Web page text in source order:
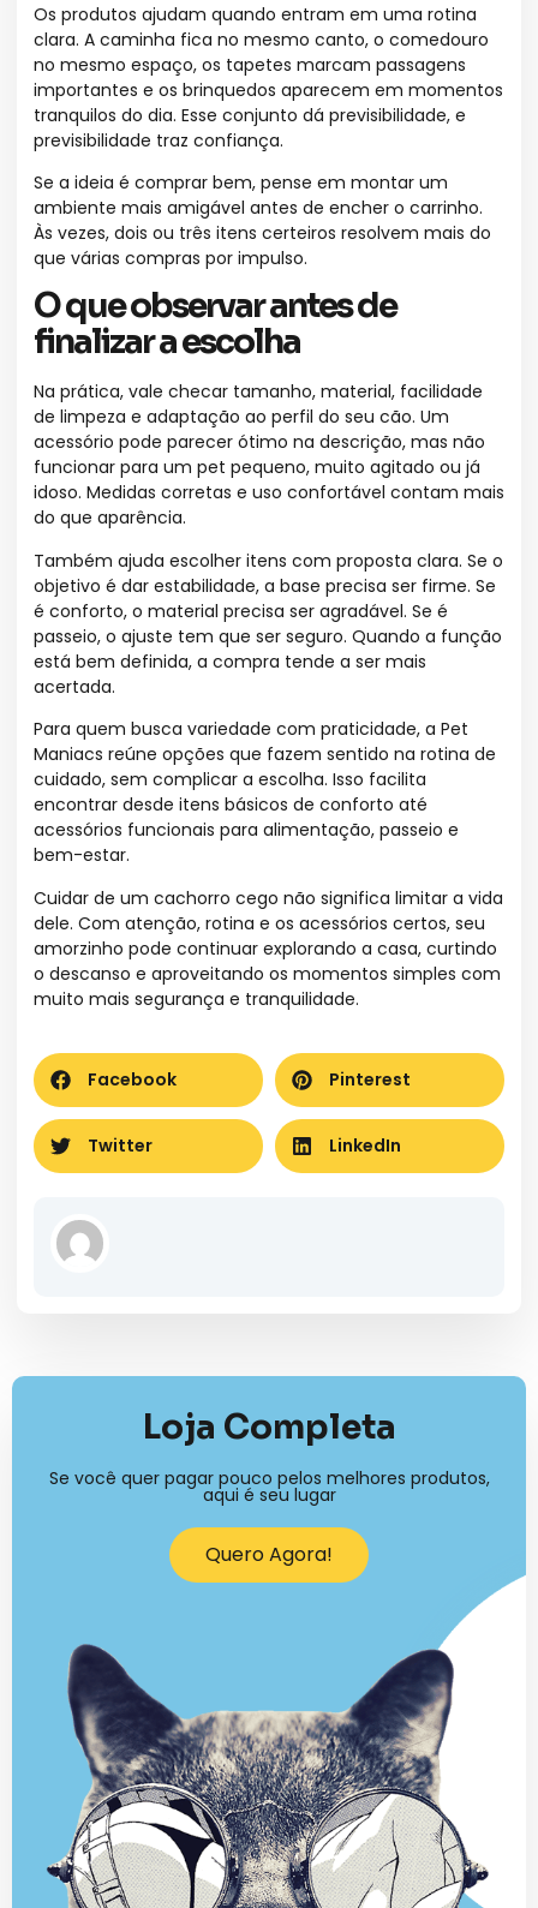
Os produtos ajudam quando entram em uma rotina
clara. A caminha fica no mesmo canto, o comedouro
no mesmo espaço, os tapetes marcam passagens
importantes e os brinquedos aparecem em momentos
tranquilos do dia. Esse conjunto dá previsibilidade, e
previsibilidade traz confiança.
Se a ideia é comprar bem, pense em montar um
ambiente mais amigável antes de encher o carrinho.
Às vezes, dois ou três itens certeiros resolvem mais do
que várias compras por impulso.
O que observar antes de
finalizar a escolha
Na prática, vale checar tamanho, material, facilidade
de limpeza e adaptação ao perfil do seu cão. Um
acessório pode parecer ótimo na descrição, mas não
funcionar para um pet pequeno, muito agitado ou já
idoso. Medidas corretas e uso confortável contam mais
do que aparência.
Também ajuda escolher itens com proposta clara. Se o
objetivo é dar estabilidade, a base precisa ser firme. Se
é conforto, o material precisa ser agradável. Se é
passeio, o ajuste tem que ser seguro. Quando a função
está bem definida, a compra tende a ser mais
acertada.
Para quem busca variedade com praticidade, a Pet
Maniacs reúne opções que fazem sentido na rotina de
cuidado, sem complicar a escolha. Isso facilita
encontrar desde itens básicos de conforto até
acessórios funcionais para alimentação, passeio e
bem-estar.
Cuidar de um cachorro cego não significa limitar a vida
dele. Com atenção, rotina e os acessórios certos, seu
amorzinho pode continuar explorando a casa, curtindo
o descanso e aproveitando os momentos simples com
muito mais segurança e tranquilidade.
Facebook Pinterest
Twitter LinkedIn
Loja Completa
Se você quer pagar pouco pelos melhores produtos,
aqui é seu lugar
Quero Agora!